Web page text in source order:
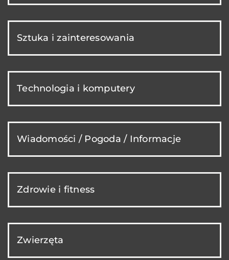
Sztuka i zainteresowania
Technologia i komputery
Wiadomości / Pogoda / Informacje
Zdrowie i fitness
Zwierzęta